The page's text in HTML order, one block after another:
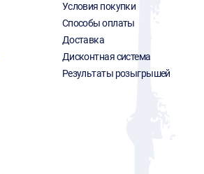
Условия покупки
Способы оплаты
Доставка
Дисконтная система
Результаты розыгрышей